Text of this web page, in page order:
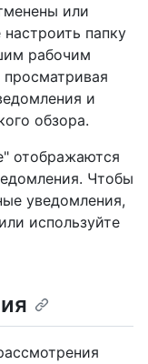
или
папку
рабочим
и
обзора.
отображаются
Чтобы
уведомления,
или используйте